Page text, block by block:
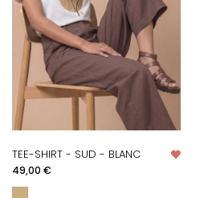
TEE-SHIRT - SUD - BLANC
Prix
49,00 €